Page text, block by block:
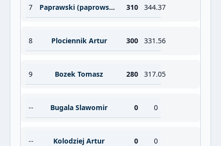
7 Paprawski (paprowski) Grzegorz 310 344.37
8 Plociennik Artur 300 331.56
9 Bozek Tomasz 280 317.05
-- Bugala Slawomir 0 0
-- Kolodziej Artur 0 0